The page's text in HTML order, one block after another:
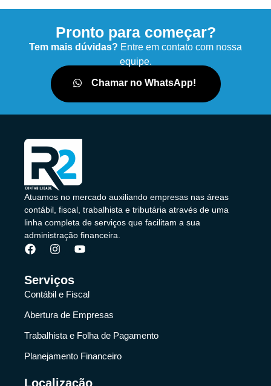
Pronto para começar?
Tem mais dúvidas? Entre em contato com nossa
equipe.
Chamar no WhatsApp!
Atuamos no mercado auxiliando empresas nas áreas
contábil, fiscal, trabalhista e tributária através de uma
linha completa de serviços que facilitam a sua
administração financeira.
Serviços
Contábil e Fiscal
Abertura de Empresas
Trabalhista e Folha de Pagamento
Planejamento Financeiro
Localização